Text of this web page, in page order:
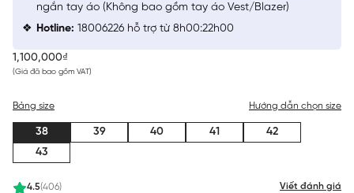
1,100,000₫
(Giá đã bao gồm VAT)
4.5(406) Viết đánh giá
Bảng size Hướng dẫn chọn size
38 39 40 41
42
43
ngắn tay áo (Không bao gồm tay áo Vest/Blazer)
Hotline: 18006226 hỗ trợ từ 8h00:22h00